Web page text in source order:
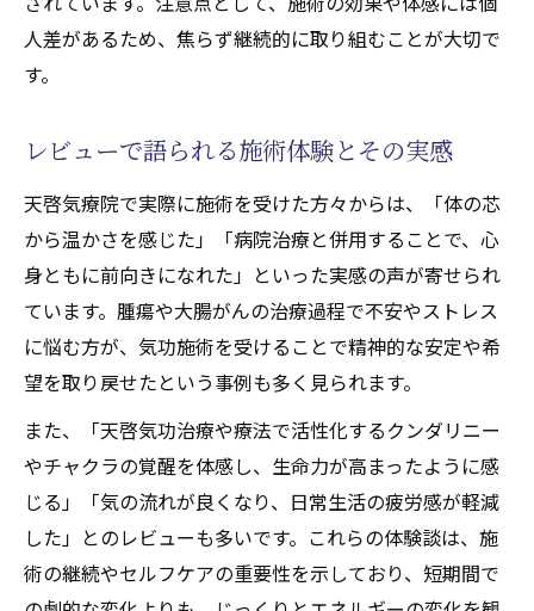
人差があるため、焦らず継続的に取り組むことが大切で
す。
レビューで語られる施術体験とその実感
天啓気療院で実際に施術を受けた方々からは、「体の芯
から温かさを感じた」「病院治療と併用することで、心
身ともに前向きになれた」といった実感の声が寄せられ
ています。腫瘍や大腸がんの治療過程で不安やストレス
に悩む方が、気功施術を受けることで精神的な安定や希
望を取り戻せたという事例も多く見られます。
また、「天啓気功治療や療法で活性化するクンダリニー
やチャクラの覚醒を体感し、生命力が高まったように感
じる」「気の流れが良くなり、日常生活の疲労感が軽減
した」とのレビューも多いです。これらの体験談は、施
術の継続やセルフケアの重要性を示しており、短期間で